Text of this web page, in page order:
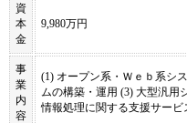
資
本
金
9,980万円
事
業
内
容
(1) オープン系・Ｗｅｂ系シ
ムの構築・運用 (3) 大型汎用
情報処理に関する支援サービ